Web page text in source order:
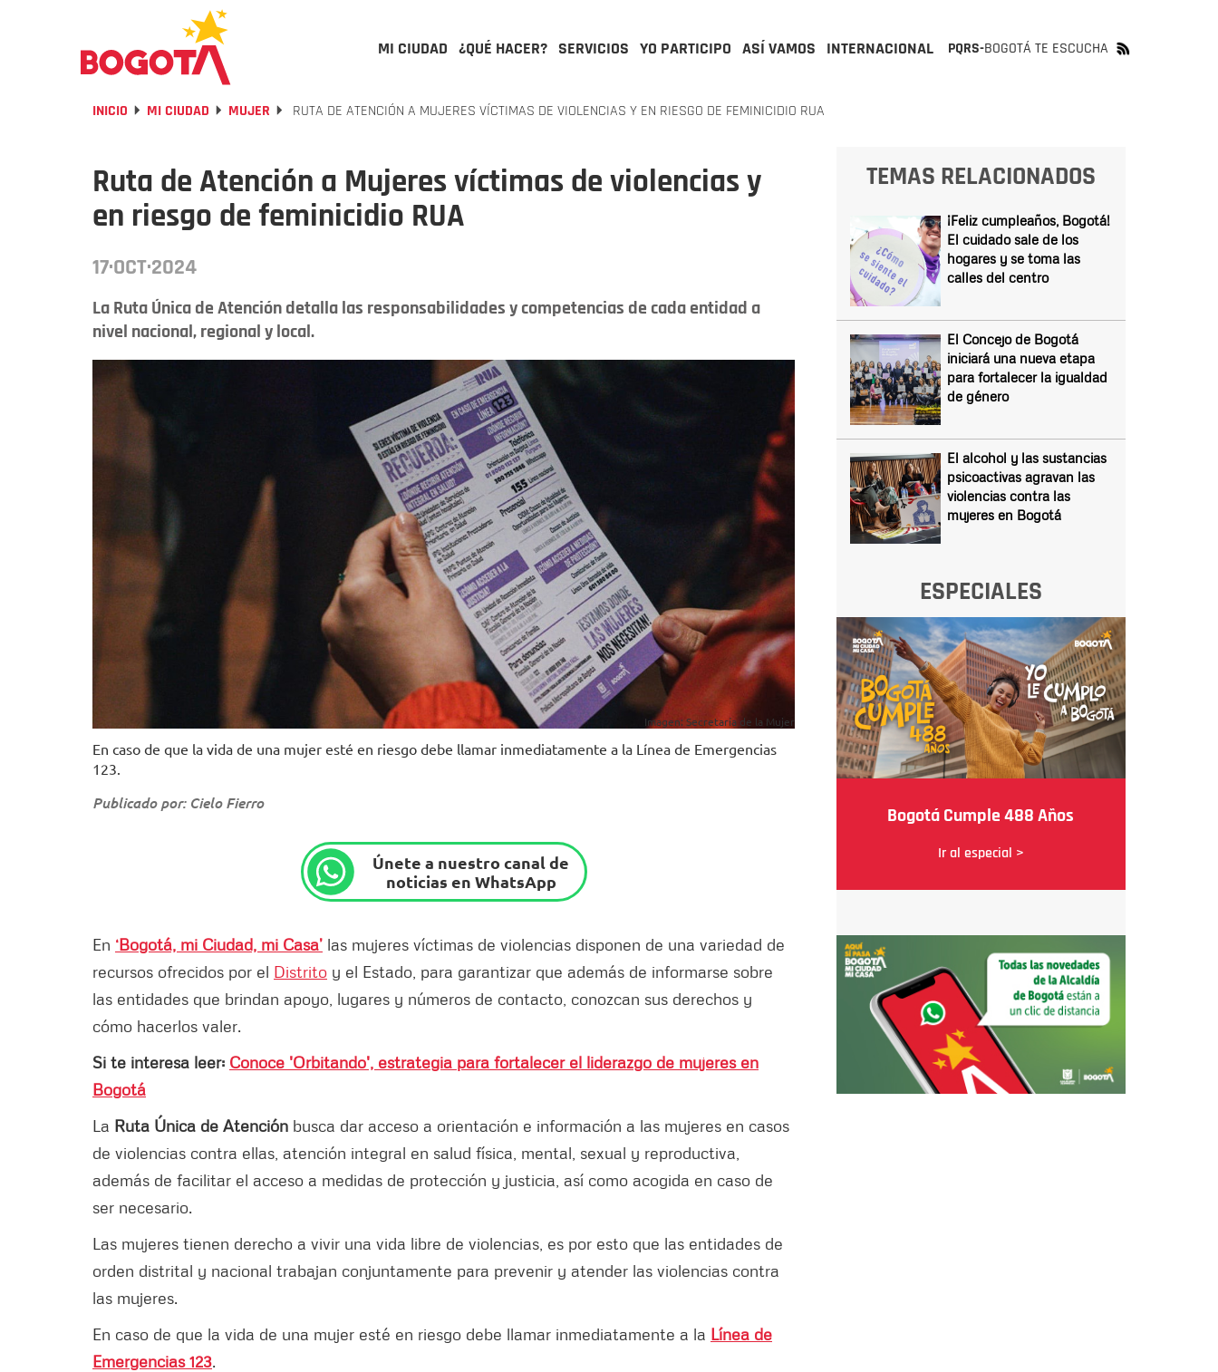
MI CIUDAD ¿QUÉ HACER? SERVICIOS YO PARTICIPO ASÍ VAMOS INTERNACIONAL PQRS-BOGOTÁ TE ESCUCHA
INICIO MI CIUDAD MUJER RUTA DE ATENCIÓN A MUJERES VÍCTIMAS DE VIOLENCIAS Y EN RIESGO DE FEMINICIDIO RUA
Ruta de Atención a Mujeres víctimas de violencias y
en riesgo de feminicidio RUA
17·OCT·2024
La Ruta Única de Atención detalla las responsabilidades y competencias de cada entidad a
nivel nacional, regional y local.
Imagen: Secretaría de la Mujer
En caso de que la vida de una mujer esté en riesgo debe llamar inmediatamente a la Línea de Emergencias
123.
Publicado por: Cielo Fierro
Únete a nuestro canal de
noticias en WhatsApp
En ‘Bogotá, mi Ciudad, mi Casa’ las mujeres víctimas de violencias disponen de una variedad de
recursos ofrecidos por el Distrito y el Estado, para garantizar que además de informarse sobre
las entidades que brindan apoyo, lugares y números de contacto, conozcan sus derechos y
cómo hacerlos valer.
Si te interesa leer: Conoce 'Orbitando', estrategia para fortalecer el liderazgo de mujeres en
Bogotá
La Ruta Única de Atención busca dar acceso a orientación e información a las mujeres en casos
de violencias contra ellas, atención integral en salud física, mental, sexual y reproductiva,
además de facilitar el acceso a medidas de protección y justicia, así como acogida en caso de
ser necesario.
Las mujeres tienen derecho a vivir una vida libre de violencias, es por esto que las entidades de
orden distrital y nacional trabajan conjuntamente para prevenir y atender las violencias contra
las mujeres.
En caso de que la vida de una mujer esté en riesgo debe llamar inmediatamente a la Línea de
Emergencias 123.
TEMAS RELACIONADOS
¡Feliz cumpleaños, Bogotá!
El cuidado sale de los
hogares y se toma las
calles del centro
El Concejo de Bogotá
iniciará una nueva etapa
para fortalecer la igualdad
de género
El alcohol y las sustancias
psicoactivas agravan las
violencias contra las
mujeres en Bogotá
ESPECIALES
Bogotá Cumple 488 Años
Ir al especial >